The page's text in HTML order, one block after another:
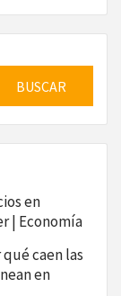
en
| Economía
caen las
en